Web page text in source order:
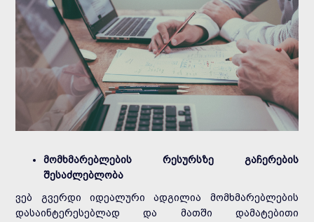
მომხმარებლების რესურსზე გაჩერების
შესაძლებლობა
ვებ გვერდი იდეალური ადგილია მომხმარებლების
დასაინტერესებლად და მათში დამატებითი